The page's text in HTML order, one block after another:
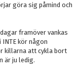
göra sig påmind och
framöver vankas
kör någon
killarna att cykla bort
är ju ledig.